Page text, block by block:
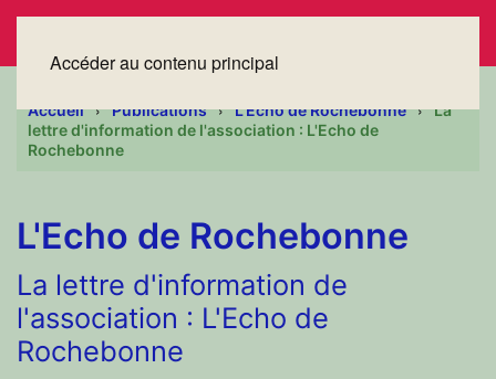
Accéder au contenu principal
Accueil Publications L'Echo de Rochebonne
La
lettre d'information de l'association : L'Echo de
Rochebonne
L'Echo de Rochebonne
La lettre d'information de
l'association : L'Echo de
Rochebonne